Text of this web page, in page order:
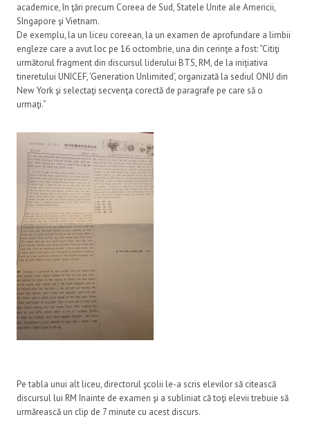
academice, în ţări precum Coreea de Sud, Statele Unite ale Americii,
SIngapore şi Vietnam.
De exemplu, la un liceu coreean, la un examen de aprofundare a limbii
engleze care a avut loc pe 16 octombrie, una din cerinţe a fost: “Citiţi
următorul fragment din discursul liderului BTS, RM, de la inițiativa
tineretului UNICEF, ‘Generation Unlimited’, organizată la sediul ONU din
New York şi selectaţi secvenţa corectă de paragrafe pe care să o
urmaţi.”
Pe tabla unui alt liceu, directorul şcolii le-a scris elevilor să citească
discursul lui RM înainte de examen şi a subliniat că toţi elevii trebuie să
urmărească un clip de 7 minute cu acest discurs.